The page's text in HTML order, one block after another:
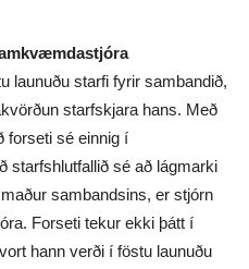
launuðu starfi fyrir sambandið,
starfskjara hans. Með
forseti sé einnig í
starfshlutfallið sé að lágmarki
sambandsins, er stjórn
Forseti tekur ekki þátt í
hann verði í föstu launuðu